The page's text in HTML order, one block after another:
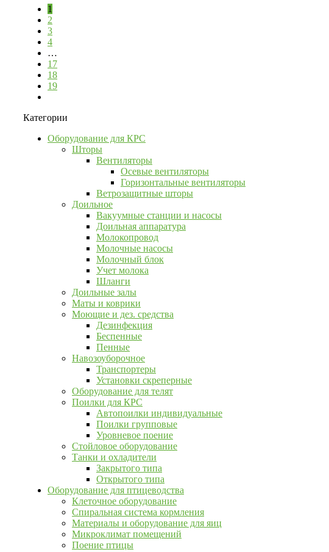
1
2
3
4
…
17
18
19
Категории
Оборудование для КРС
Шторы
Вентиляторы
Осевые вентиляторы
Горизонтальные вентиляторы
Ветрозащитные шторы
Доильное
Вакуумные станции и насосы
Доильная аппаратура
Молокопровод
Молочные насосы
Молочный блок
Учет молока
Шланги
Доильные залы
Маты и коврики
Моющие и дез. средства
Дезинфекция
Беспенные
Пенные
Навозоуборочное
Транспортеры
Установки скреперные
Оборудование для телят
Поилки для КРС
Автопоилки индивидуальные
Поилки групповые
Уровневое поение
Стойловое оборудование
Танки и охладители
Закрытого типа
Открытого типа
Оборудование для птицеводства
Клеточное оборудование
Спиральная система кормления
Материалы и оборудование для яиц
Микроклимат помещений
Поение птицы